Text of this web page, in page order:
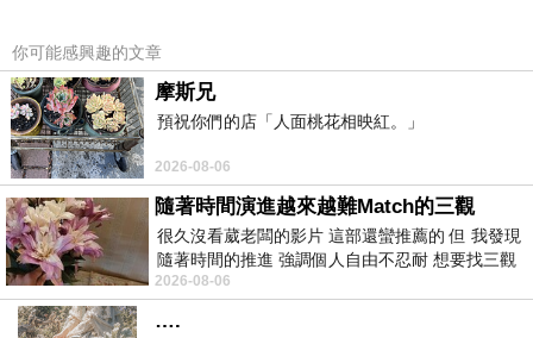
而愛上一個根本不可能會愛著自己的人，這
樣煎熬痛苦的自虐經驗，鍾心明太清楚不過。
因此，當宅男哥哥鍾天明愛上已有熱戀男友
的李翩翩時，鍾心明當仁不讓化身為他的追愛軍
師，帶領哥哥打一場根本不可能會有勝算的仗。
愛情素質低落且從沒戀愛經驗的鍾天明，是
否能像愛得癡執傻氣的鍾心明一樣，化不可能為
可能呢？
對鍾心明而言，哥哥鍾天明是一枝剛剛開封
你可能感興趣的文章
摩斯兄
預祝你們的店「人面桃花相映紅。」
2026-08-06
隨著時間演進越來越難Match的三觀
很久沒看葳老闆的影片 這部還蠻推薦的 但 我發現
隨著時間的推進 強調個人自由不忍耐 想要找三觀
接近的不要說對象 連朋友都超
2026-08-06
….